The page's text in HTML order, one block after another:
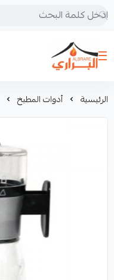
البراري للرحلات
الرئيسية أدوات المطبخ